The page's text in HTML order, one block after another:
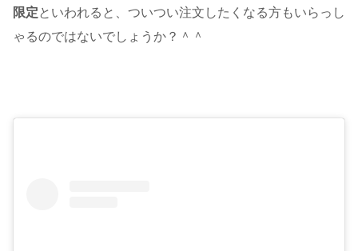
限定 といわれると、ついつい注文したくなる方もいらっし
ゃるのではないでしょうか？＾＾